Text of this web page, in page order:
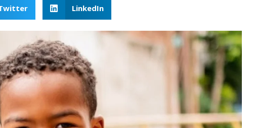
LinkedIn